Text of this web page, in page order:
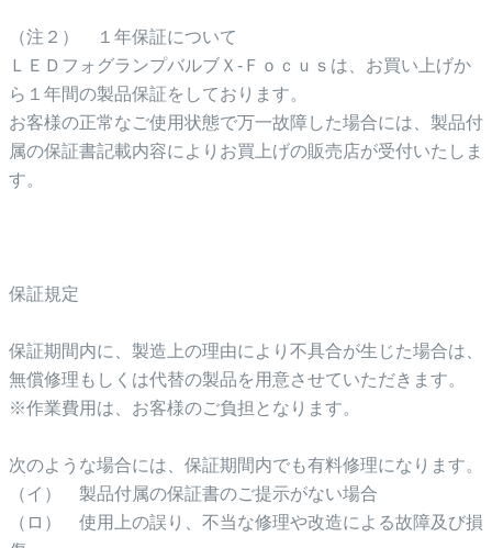
（注２） １年保証について
ＬＥＤフォグランプバルブＸ-Ｆｏｃｕｓは、お買い上げか
ら１年間の製品保証をしております。
お客様の正常なご使用状態で万一故障した場合には、製品付
属の保証書記載内容によりお買上げの販売店が受付いたしま
す。
保証規定
保証期間内に、製造上の理由により不具合が生じた場合は、
無償修理もしくは代替の製品を用意させていただきます。
※作業費用は、お客様のご負担となります。
次のような場合には、保証期間内でも有料修理になります。
（イ） 製品付属の保証書のご提示がない場合
（ロ） 使用上の誤り、不当な修理や改造による故障及び損